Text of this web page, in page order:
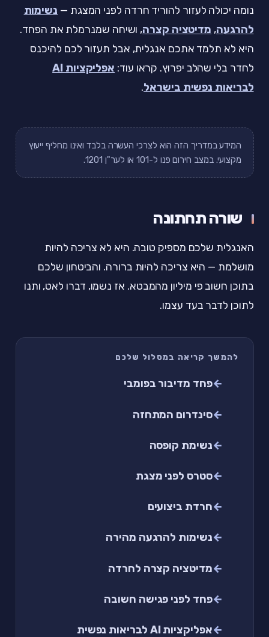
נומה יכולה לעזור להוריד חרדה לפני המצגת — נשימות
להרגעה, מדיטציה קצרה, ושיחה שמנרמלת את הפחד.
היא לא תלמד אתכם אנגלית, אבל תעזור לכם להיכנס
לחדר בלי שהלב יפרוץ. קראו עוד:
אפליקציות AI
לבריאות נפשית בישראל.
המידע במדריך הזה הוא לצרכי העשרה בלבד ואינו מחליף ייעוץ
מקצועי. במצב חירום פנו ל-101 או לער"ן 1201.
שורה תחתונה
האנגלית שלכם מספיק טובה. היא לא צריכה להיות
מושלמת — היא צריכה להיות ברורה. והביטחון שלכם
בתוכן חשוב פי מיליון מהמבטא. אז נשמו, דברו לאט, ותנו
לתוכן לדבר בעד עצמו.
להמשך קריאה במסלול שלכם
פחד מדיבור בפומבי
סינדרום המתחזה
נשימת קופסה
סטרס לפני מצגת
חרדת ביצועים
נשימות להרגעה מהירה
מדיטציה קצרה לחרדה
פחד לפני פגישה חשובה
אפליקציות AI לבריאות נפשית